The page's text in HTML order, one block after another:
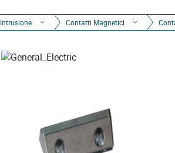
Intrusione Contatti Magnetici